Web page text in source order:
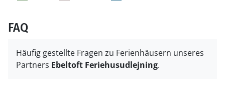
FAQ
Häufig gestellte Fragen zu Ferienhäusern unseres
Partners Ebeltoft Feriehusudlejning.